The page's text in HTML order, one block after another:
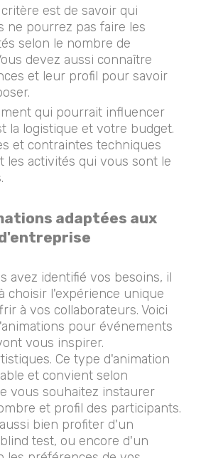
est de savoir qui
ne pourrez pas faire les
selon le nombre de
devez aussi connaître
et leur profil pour savoir
qui pourrait influencer
la logistique et votre budget.
et contraintes techniques
les activités qui vous sont le
adaptées aux
avez identifié vos besoins, il
choisir l'expérience unique
à vos collaborateurs. Voici
pour événements
vous inspirer.
Ce type d'animation
et convient selon
vous souhaitez instaurer
et profil des participants.
bien profiter d'un
test, ou encore d'un